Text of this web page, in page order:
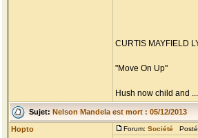
CURTIS MAYFIELD
"Move On Up"
Hush now child and ...
Sujet: Nelson Mandela est mort : 05/12/2013
Hopto Forum: Société